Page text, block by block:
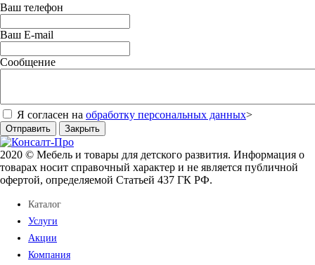
Ваш телефон
Ваш E-mail
Сообщение
Я согласен на обработку персональных данных>
Отправить Закрыть
2020 © Мебель и товары для детского развития. Информация о
товарах носит справочный характер и не является публичной
офертой, определяемой Статьей 437 ГК РФ.
Каталог
Услуги
Акции
Компания